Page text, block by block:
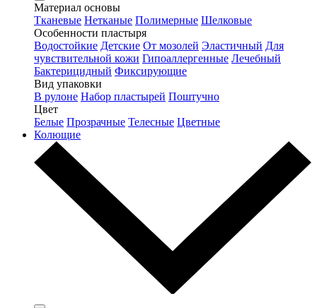
Материал основы
Тканевые Нетканые Полимерные Шелковые
Особенности пластыря
Водостойкие Детские От мозолей Эластичный Для
чувствительной кожи Гипоаллергенные Лечебный
Бактерицидный Фиксирующие
Вид упаковки
В рулоне Набор пластырей Поштучно
Цвет
Белые Прозрачные Телесные Цветные
Колющие